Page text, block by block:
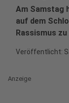
Am Samstag
auf dem
Rassismus
Veröffentlicht:
Anzeige